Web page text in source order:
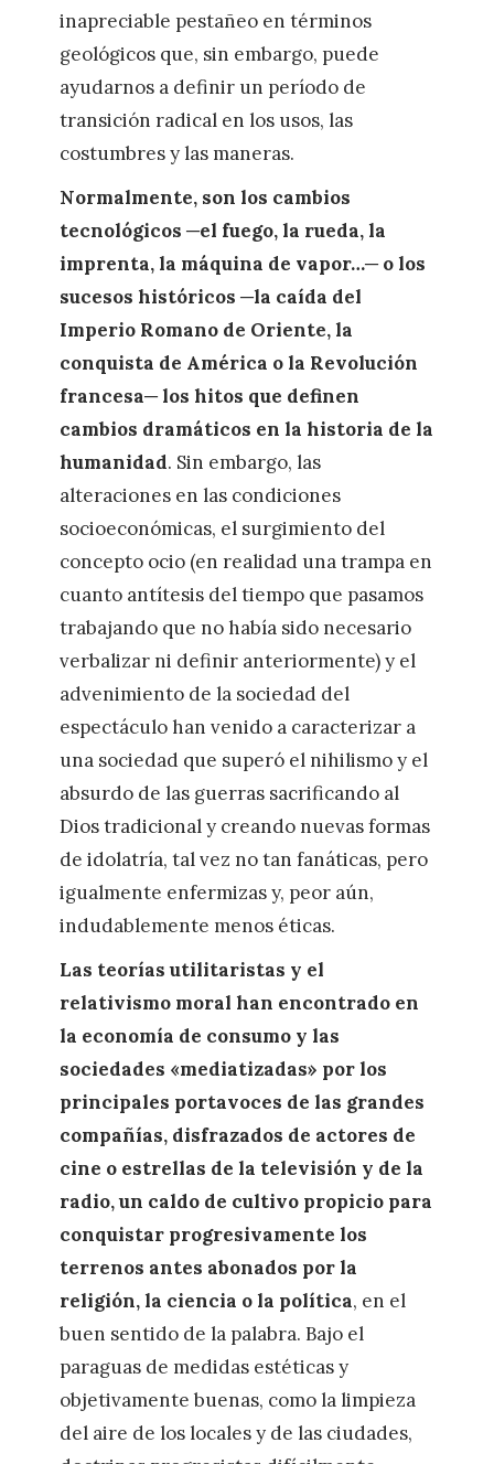
inapreciable pestañeo en términos
geológicos que, sin embargo, puede
ayudarnos a definir un período de
transición radical en los usos, las
costumbres y las maneras.
Normalmente, son los cambios
tecnológicos ─el fuego, la rueda, la
imprenta, la máquina de vapor…─ o los
sucesos históricos ─la caída del
Imperio Romano de Oriente, la
conquista de América o la Revolución
francesa─ los hitos que definen
cambios dramáticos en la historia de la
humanidad. Sin embargo, las
alteraciones en las condiciones
socioeconómicas, el surgimiento del
concepto ocio (en realidad una trampa en
cuanto antítesis del tiempo que pasamos
trabajando que no había sido necesario
verbalizar ni definir anteriormente) y el
advenimiento de la sociedad del
espectáculo han venido a caracterizar a
una sociedad que superó el nihilismo y el
absurdo de las guerras sacrificando al
Dios tradicional y creando nuevas formas
de idolatría, tal vez no tan fanáticas, pero
igualmente enfermizas y, peor aún,
indudablemente menos éticas.
Las teorías utilitaristas y el
relativismo moral han encontrado en
la economía de consumo y las
sociedades «mediatizadas» por los
principales portavoces de las grandes
compañías, disfrazados de actores de
cine o estrellas de la televisión y de la
radio, un caldo de cultivo propicio para
conquistar progresivamente los
terrenos antes abonados por la
religión, la ciencia o la política, en el
buen sentido de la palabra. Bajo el
paraguas de medidas estéticas y
objetivamente buenas, como la limpieza
del aire de los locales y de las ciudades,